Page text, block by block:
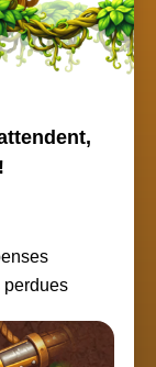
perdues